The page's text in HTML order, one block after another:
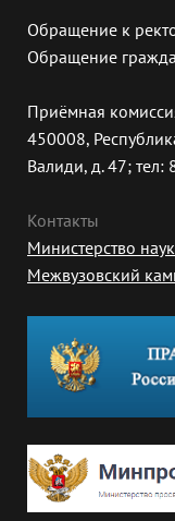
Обращение к
Обращение
Приёмная
450008,
Валиди, д. 47;
Контакты
Министерство
Межвузовский